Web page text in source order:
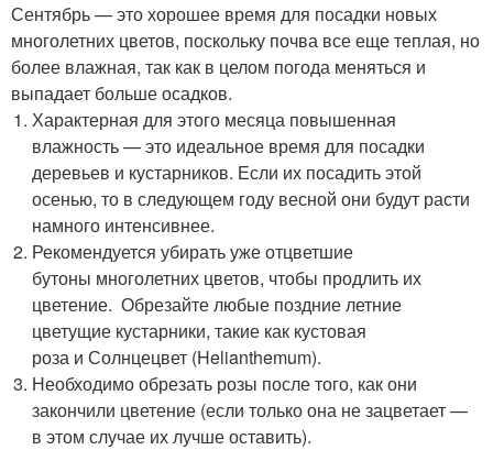
Сентябрь — это хорошее время для посадки новых
многолетних цветов, поскольку почва все еще теплая, но
более влажная, так как в целом погода меняться и
выпадает больше осадков.
Характерная для этого месяца повышенная
влажность — это идеальное время для посадки
деревьев и кустарников. Если их посадить этой
осенью, то в следующем году весной они будут расти
намного интенсивнее.
Рекомендуется убирать уже отцветшие
бутоны многолетних цветов, чтобы продлить их
цветение. Обрезайте любые поздние летние
цветущие кустарники, такие как кустовая
роза и Солнцецвет (Helianthemum).
Необходимо обрезать розы после того, как они
закончили цветение (если только она не зацветает —
в этом случае их лучше оставить).